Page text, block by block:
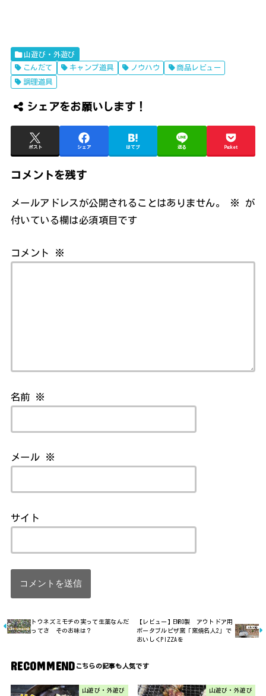
山遊び・外遊び
こんだて
キャンプ道具 ノウハウ
商品レビュー
調理道具
シェアをお願いします！
ポスト シェア はてブ 送る Pocket
コメントを残す
メールアドレスが公開されることはありません。 ※
が
付いている欄は必須項目です
コメント ※
名前 ※
メール ※
サイト
トウネズミモチの実って生薬なんだ
ってさ そのお味は？
【レビュー】ENRO製 アウトドア用
ポータブルピザ窯「窯焼名人2」で
おいしくPIZZAを
RECOMMEND
山遊び・外遊び 山遊び・外遊び